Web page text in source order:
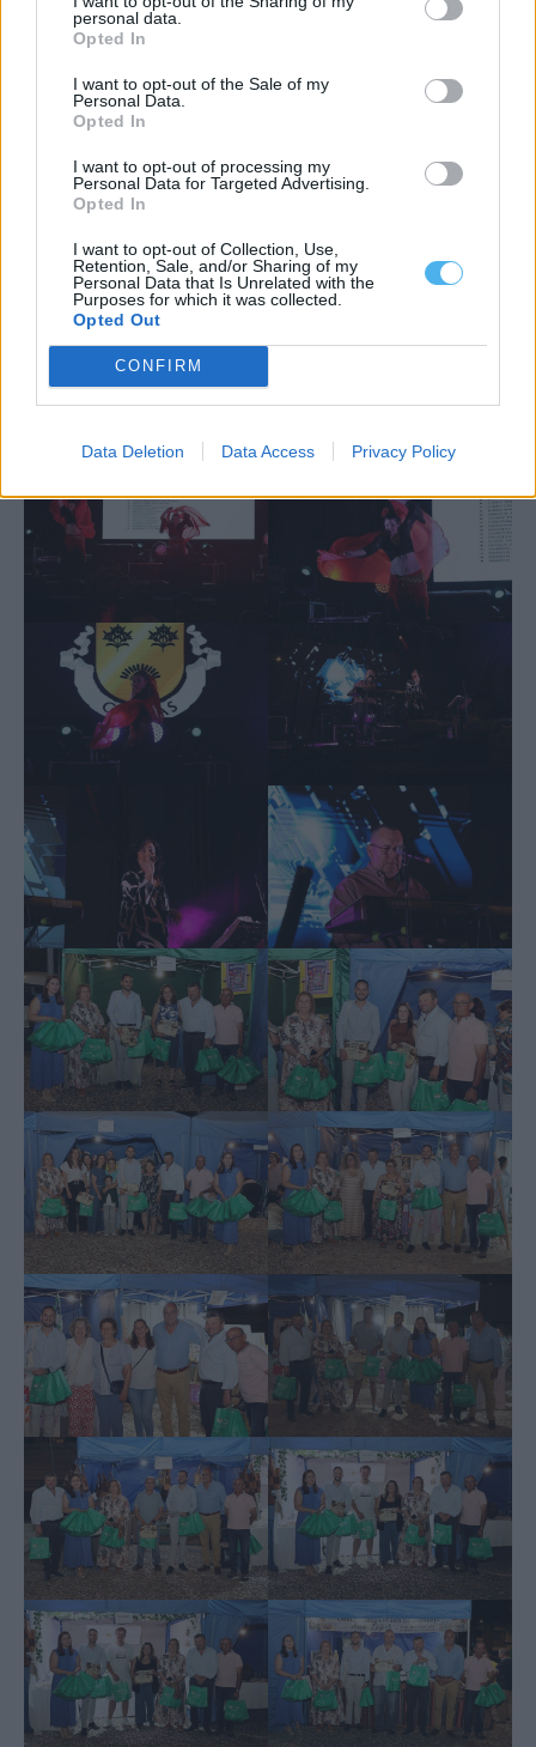
personal data.
Opted In
I want to opt-out of the Sale of my
Personal Data.
Opted In
I want to opt-out of processing my
Personal Data for Targeted Advertising.
Opted In
I want to opt-out of Collection, Use,
Retention, Sale, and/or Sharing of my
Personal Data that Is Unrelated with the
Purposes for which it was collected.
Opted Out
CONFIRM
Data Deletion Data Access Privacy Policy